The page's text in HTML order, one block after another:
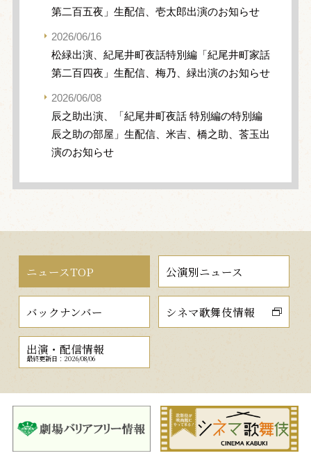
第二百五夜」生配信、壱太郎出演のお知らせ
2026/06/16
松緑出演、紀尾井町夜話特別編「紀尾井町家話
第二百四夜」生配信、梅乃、緑出演のお知らせ
2026/06/08
辰之助出演、「紀尾井町夜話 特別編の特別編
辰之助の部屋」生配信、米吉、橋之助、莟玉出
演のお知らせ
ニュースTOP 公演別ニュース
バックナンバー シネマ歌舞伎情報
出演・配信情報
最終更新日：2026/08/06